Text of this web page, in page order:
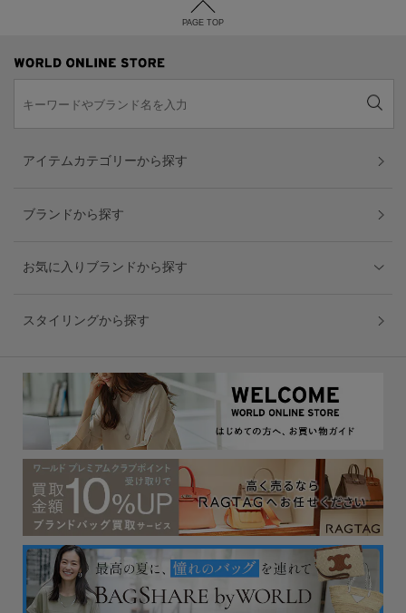
PAGE TOP
アイテムカテゴリーから探す
ブランドから探す
お気に入りブランドから探す
スタイリングから探す